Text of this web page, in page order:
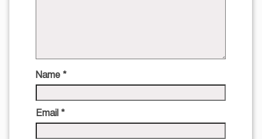
Name *
Email *